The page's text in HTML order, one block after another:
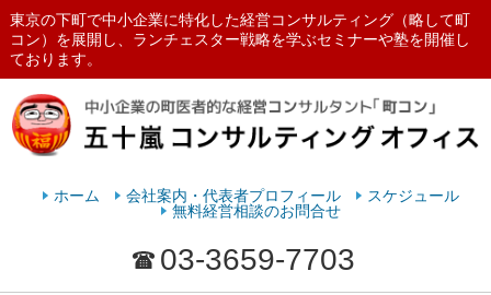
東京の下町で中小企業に特化した経営コンサルティング（略して町
コン）を展開し、ランチェスター戦略を学ぶセミナーや塾を開催し
ております。
ランチェスターの法則を学ぶなら
ホーム 会社案内・代表者プロフィール
スケジュール
無料経営相談のお問合せ
03-3659-7703